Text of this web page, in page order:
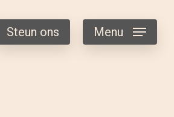
Steun ons Menu